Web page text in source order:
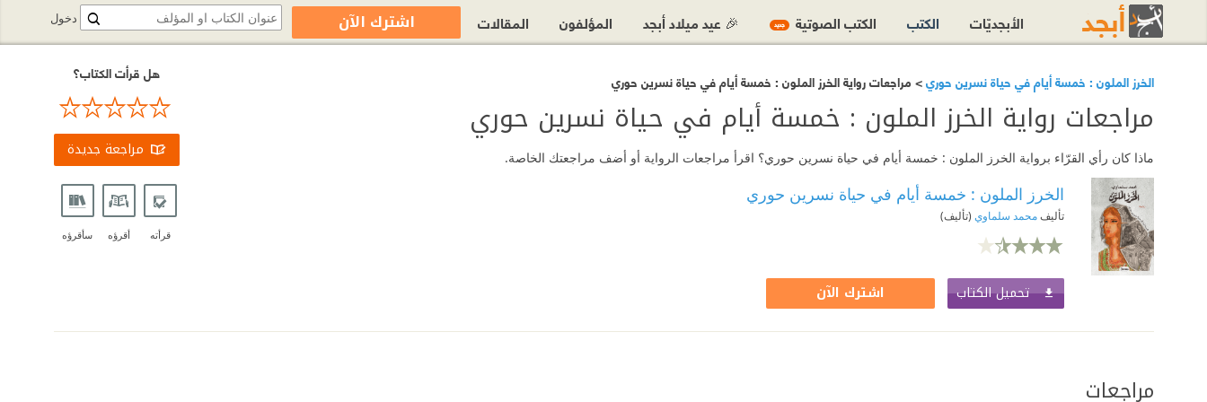
الخرز الملون : خمسة أيام في حياة نسرين حوري> مراجعات رواية الخرز الملون : خمسة أيام في حياة نسرين حوري
مراجعات رواية الخرز الملون : خمسة أيام في حياة نسرين حوري
ماذا كان رأي القرّاء برواية الخرز الملون : خمسة أيام في حياة نسرين حوري؟ اقرأ مراجعات الرواية أو أضف مراجعتك الخاصة.
الخرز الملون : خمسة أيام في حياة نسرين حوري
تأليفمحمد سلماوي (تأليف)
تحميل الكتاب اشترك الآن
هل قرأت الكتاب؟
مراجعة جديدة
قرأته أقرؤه سأقرؤه
مراجعات
دخول الأبجديّات الكتب الكتب الصوتية جديد 🎉 عيد ميلاد أبجد المؤلفون المقالات اشترك الآن